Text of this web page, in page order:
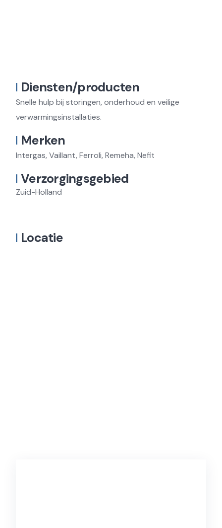
Diensten/producten
Snelle hulp bij storingen, onderhoud en veilige
verwarmingsinstallaties.
Merken
Intergas, Vaillant, Ferroli, Remeha, Nefit
Verzorgingsgebied
Zuid-Holland
Locatie